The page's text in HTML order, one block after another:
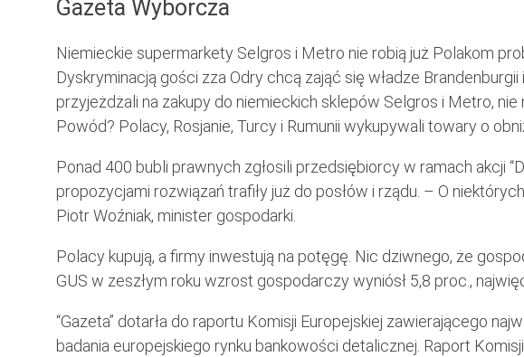
Gazeta Wyborcza
Niemieckie supermarkety Selgros i Metro nie robią już Polakom
Dyskryminacją gości zza Odry chcą zająć się władze
przyjeżdżali na zakupy do niemieckich sklepów Selgros i Metro,
Powód? Polacy, Rosjanie, Turcy i Rumunii wykupywali towary o
Ponad 400 bubli prawnych zgłosili przedsiębiorcy w ramach akcji
propozycjami rozwiązań trafiły już do posłów i rządu. – O
Piotr Woźniak, minister gospodarki.
Polacy kupują, a firmy inwestują na potęgę. Nic dziwnego, że
GUS w zeszłym roku wzrost gospodarczy wyniósł 5,8 proc.,
“Gazeta” dotarła do raportu Komisji Europejskiej zawierającego
badania europejskiego rynku bankowości detalicznej. Raport